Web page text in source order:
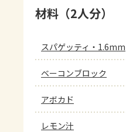
材料（2人分）
スパゲッティ・1.6mm
ベーコンブロック
アボカド
レモン汁